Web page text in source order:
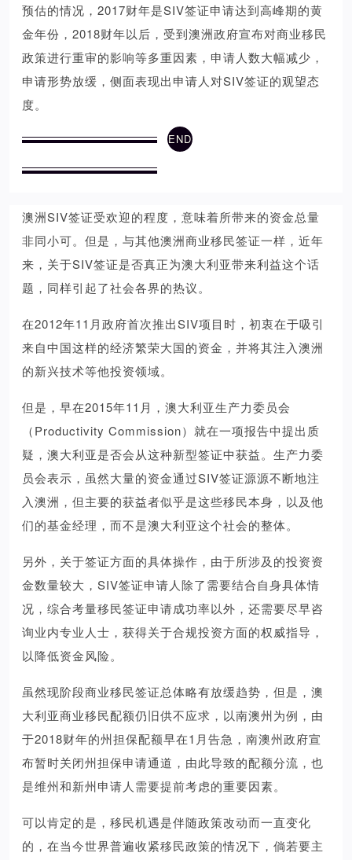
预估的情况，2017财年是SIV签证申请达到高峰期的黄
金年份，2018财年以后，受到澳洲政府宣布对商业移民
政策进行重审的影响等多重因素，申请人数大幅减少，
申请形势放缓，侧面表现出申请人对SIV签证的观望态
度。
END
澳洲SIV签证受欢迎的程度，意味着所带来的资金总量
非同小可。但是，与其他澳洲商业移民签证一样，近年
来，关于SIV签证是否真正为澳大利亚带来利益这个话
题，同样引起了社会各界的热议。
在2012年11月政府首次推出SIV项目时，初衷在于吸引
来自中国这样的经济繁荣大国的资金，并将其注入澳洲
的新兴技术等他投资领域。
但是，早在2015年11月，澳大利亚生产力委员会
（Productivity Commission）就在一项报告中提出质
疑，澳大利亚是否会从这种新型签证中获益。生产力委
员会表示，虽然大量的资金通过SIV签证源源不断地注
入澳洲，但主要的获益者似乎是这些移民本身，以及他
们的基金经理，而不是澳大利亚这个社会的整体。
另外，关于签证方面的具体操作，由于所涉及的投资资
金数量较大，SIV签证申请人除了需要结合自身具体情
况，综合考量移民签证申请成功率以外，还需要尽早咨
询业内专业人士，获得关于合规投资方面的权威指导，
以降低资金风险。
虽然现阶段商业移民签证总体略有放缓趋势，但是，澳
大利亚商业移民配额仍旧供不应求，以南澳州为例，由
于2018财年的州担保配额早在1月告急，南澳州政府宣
布暂时关闭州担保申请通道，由此导致的配额分流，也
是维州和新州申请人需要提前考虑的重要因素。
可以肯定的是，移民机遇是伴随政策改动而一直变化
的，在当今世界普遍收紧移民政策的情况下，倘若要主